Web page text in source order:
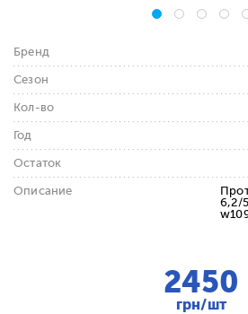
Бренд
Сезон
Кол-во
Год
Остаток
Описание
6,2/
2450
грн/шт